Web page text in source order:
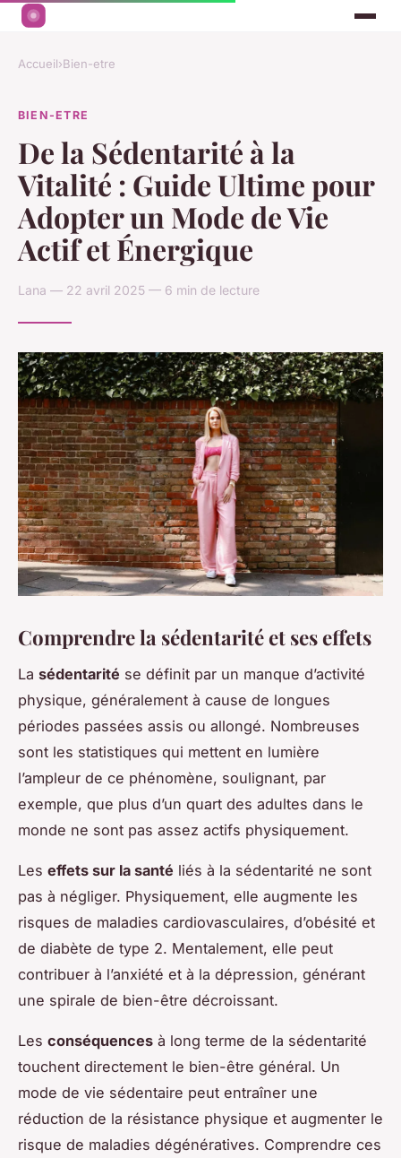
Accueil›Bien-etre
BIEN-ETRE
De la Sédentarité à la
Vitalité : Guide Ultime pour
Adopter un Mode de Vie
Actif et Énergique
Lana — 22 avril 2025 — 6 min de lecture
Comprendre la sédentarité et ses effets
La sédentarité se définit par un manque d’activité
physique, généralement à cause de longues
périodes passées assis ou allongé. Nombreuses
sont les statistiques qui mettent en lumière
l’ampleur de ce phénomène, soulignant, par
exemple, que plus d’un quart des adultes dans le
monde ne sont pas assez actifs physiquement.
Les effets sur la santé liés à la sédentarité ne sont
pas à négliger. Physiquement, elle augmente les
risques de maladies cardiovasculaires, d’obésité et
de diabète de type 2. Mentalement, elle peut
contribuer à l’anxiété et à la dépression, générant
une spirale de bien-être décroissant.
Les conséquences à long terme de la sédentarité
touchent directement le bien-être général. Un
mode de vie sédentaire peut entraîner une
réduction de la résistance physique et augmenter le
risque de maladies dégénératives. Comprendre ces